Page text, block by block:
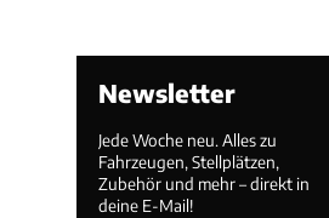
Newsletter
Jede Woche neu. Alles zu
Fahrzeugen, Stellplätzen,
Zubehör und mehr – direkt in
deine E-Mail!